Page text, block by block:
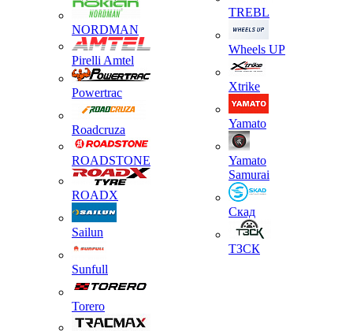
NORDMAN
Pirelli Amtel
Powertrac
Roadcruza
ROADSTONE
ROADX
Sailun
Sunfull
Torero
TREBL
Wheels UP
Xtrike
Yamato
Yamato
Samurai
Скад
ТЗСК